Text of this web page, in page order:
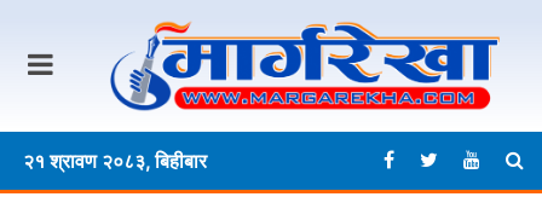
२१ श्रावण २०८३, बिहीबार